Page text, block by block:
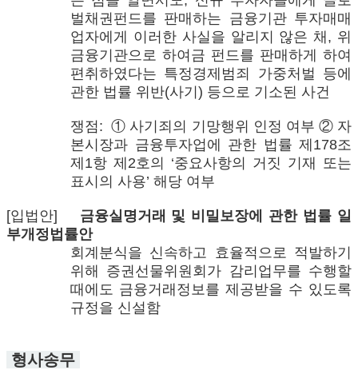
벌채권펀드를 판매하는 금융기관 투자매매
업자에게 이러한 사실을 알리지 않은 채, 위
금융기관으로 하여금 펀드를 판매하게 하여
편취하였다는 특정경제범죄 가중처벌 등에
관한 법률 위반(사기) 등으로 기소된 사건
쟁점: ① 사기죄의 기망행위 인정 여부 ② 자
본시장과 금융투자업에 관한 법률 제178조
제1항 제2호의 ‘중요사항의 거짓 기재 또는
표시의 사용’ 해당 여부
[입법안] 금융실명거래 및 비밀보장에 관한 법률 일
부개정법률안
회계분식을 신속하고 효율적으로 적발하기
위해 증권선물위원회가 감리업무를 수행할
때에도 금융거래정보를 제공받을 수 있도록
규정을 신설함
형사송무